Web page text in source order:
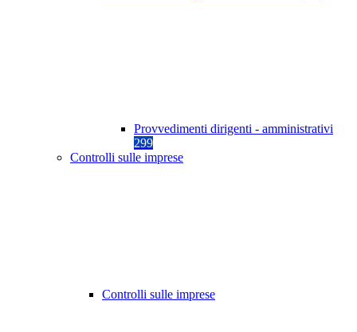
Provvedimenti dirigenti - amministrativi
299
Controlli sulle imprese
Controlli sulle imprese